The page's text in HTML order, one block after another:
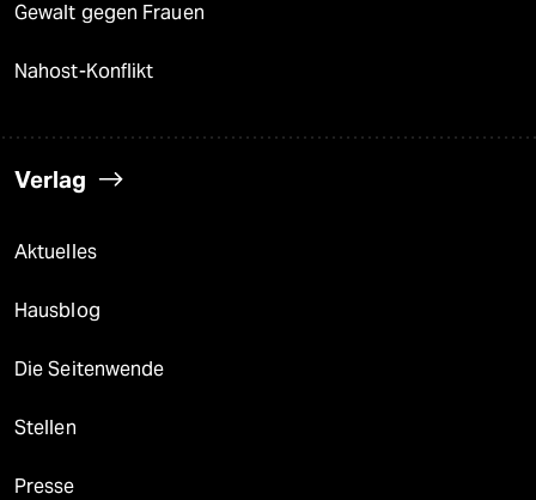
Gewalt gegen Frauen
Nahost-Konflikt
Verlag
Aktuelles
Hausblog
Die Seitenwende
Stellen
Presse